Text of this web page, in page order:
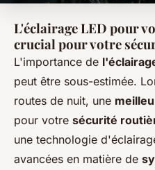
L'éclairage LED pour
crucial pour votre
L'importance de
peut être sous-estimée.
routes de nuit, une
pour votre sécurité
une technologie
avancées en matière de